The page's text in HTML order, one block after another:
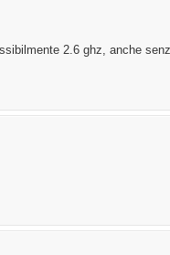
2.6 ghz, anche